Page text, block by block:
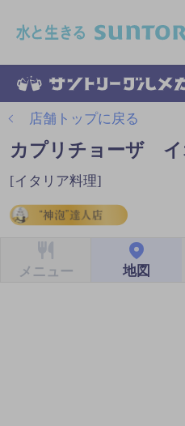
店舗トップに戻る
カプリチョーザ イ
[イタリア料理]
メニュー 地図